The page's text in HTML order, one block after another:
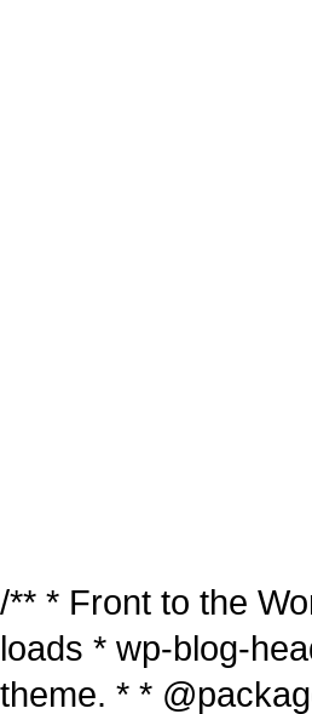
/** * Front to the
loads * wp-blog-
theme. * *